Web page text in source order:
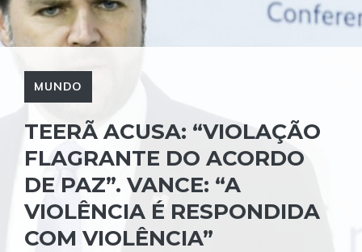
MUNDO
TEERÃ ACUSA: “VIOLAÇÃO
FLAGRANTE DO ACORDO
DE PAZ”. VANCE: “A
VIOLÊNCIA É RESPONDIDA
COM VIOLÊNCIA”